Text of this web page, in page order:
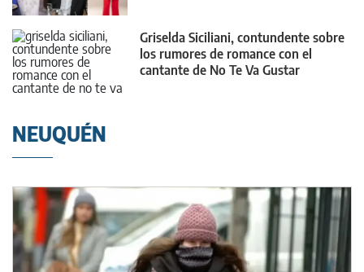
Griselda Siciliani, contundente sobre
los rumores de romance con el
cantante de No Te Va Gustar
NEUQUÉN